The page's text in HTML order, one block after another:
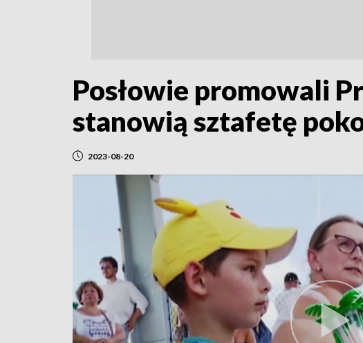
Posłowie promowali
stanowią sztafetę
2023-08-20